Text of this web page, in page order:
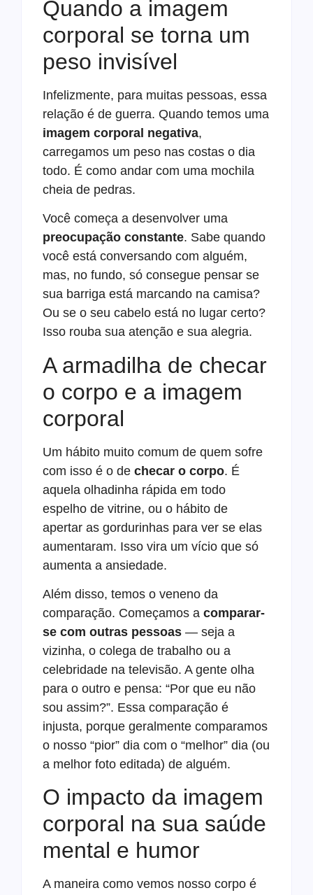
Quando a imagem
corporal se torna um
peso invisível
Infelizmente, para muitas pessoas, essa
relação é de guerra. Quando temos uma
imagem corporal negativa,
carregamos um peso nas costas o dia
todo. É como andar com uma mochila
cheia de pedras.
Você começa a desenvolver uma
preocupação constante. Sabe quando
você está conversando com alguém,
mas, no fundo, só consegue pensar se
sua barriga está marcando na camisa?
Ou se o seu cabelo está no lugar certo?
Isso rouba sua atenção e sua alegria.
A armadilha de checar
o corpo e a imagem
corporal
Um hábito muito comum de quem sofre
com isso é o de checar o corpo. É
aquela olhadinha rápida em todo
espelho de vitrine, ou o hábito de
apertar as gordurinhas para ver se elas
aumentaram. Isso vira um vício que só
aumenta a ansiedade.
Além disso, temos o veneno da
comparação. Começamos a comparar-
se com outras pessoas — seja a
vizinha, o colega de trabalho ou a
celebridade na televisão. A gente olha
para o outro e pensa: “Por que eu não
sou assim?”. Essa comparação é
injusta, porque geralmente comparamos
o nosso “pior” dia com o “melhor” dia (ou
a melhor foto editada) de alguém.
O impacto da imagem
corporal na sua saúde
mental e humor
A maneira como vemos nosso corpo é